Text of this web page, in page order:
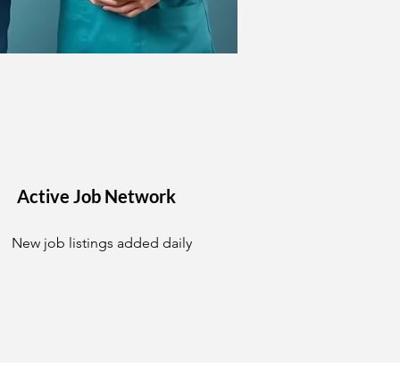
Active Job Network
New job listings added daily